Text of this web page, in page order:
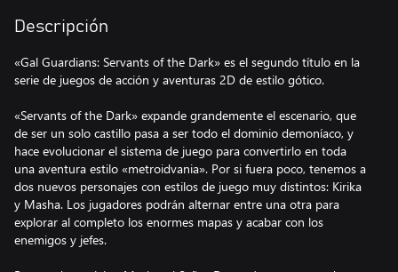
Descripción
«Gal Guardians: Servants of the Dark» es el segundo título en la
serie de juegos de acción y aventuras 2D de estilo gótico.
«Servants of the Dark» expande grandemente el escenario, que
de ser un solo castillo pasa a ser todo el dominio demoníaco, y
hace evolucionar el sistema de juego para convertirlo en toda
una aventura estilo «metroidvania». Por si fuera poco, tenemos a
dos nuevos personajes con estilos de juego muy distintos: Kirika
y Masha. Los jugadores podrán alternar entre una otra para
explorar al completo los enormes mapas y acabar con los
enemigos y jefes.